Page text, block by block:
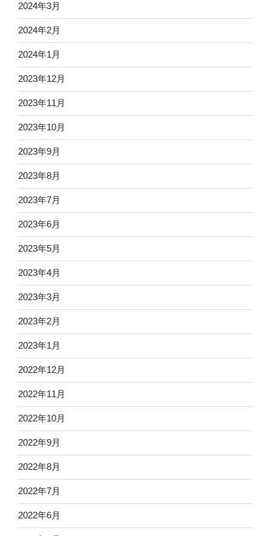
2024年3月
2024年2月
2024年1月
2023年12月
2023年11月
2023年10月
2023年9月
2023年8月
2023年7月
2023年6月
2023年5月
2023年4月
2023年3月
2023年2月
2023年1月
2022年12月
2022年11月
2022年10月
2022年9月
2022年8月
2022年7月
2022年6月